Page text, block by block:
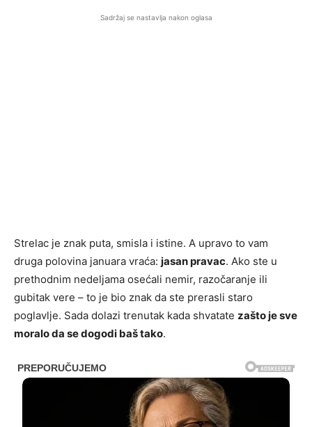
Sadržaj se nastavlja nakon oglasa
Strelac je znak puta, smisla i istine. A upravo to vam
druga polovina januara vraća: jasan pravac. Ako ste u
prethodnim nedeljama osećali nemir, razočaranje ili
gubitak vere – to je bio znak da ste prerasli staro
poglavlje. Sada dolazi trenutak kada shvatate zašto je sve
moralo da se dogodi baš tako.